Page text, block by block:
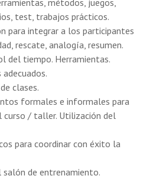
métodos, juegos,
test, trabajos prácticos.
para integrar a los participantes
rescate, analogía, resumen.
del tiempo. Herramientas.
clases.
formales e informales para
curso / taller. Utilización del
para coordinar con éxito la
salón de entrenamiento.